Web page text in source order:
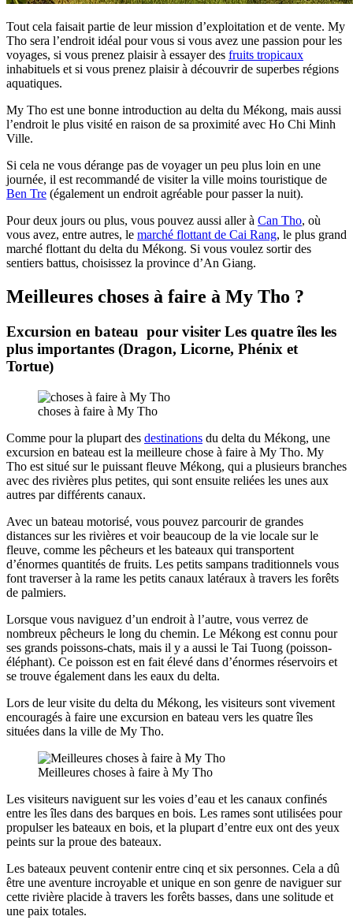
Tout cela faisait partie de leur mission d’exploitation et de vente. My
Tho sera l’endroit idéal pour vous si vous avez une passion pour les
voyages, si vous prenez plaisir à essayer des fruits tropicaux
inhabituels et si vous prenez plaisir à découvrir de superbes régions
aquatiques.
My Tho est une bonne introduction au delta du Mékong, mais aussi
l’endroit le plus visité en raison de sa proximité avec Ho Chi Minh
Ville.
Si cela ne vous dérange pas de voyager un peu plus loin en une
journée, il est recommandé de visiter la ville moins touristique de
Ben Tre (également un endroit agréable pour passer la nuit).
Pour deux jours ou plus, vous pouvez aussi aller à Can Tho, où
vous avez, entre autres, le marché flottant de Cai Rang, le plus grand
marché flottant du delta du Mékong. Si vous voulez sortir des
sentiers battus, choisissez la province d’An Giang.
Meilleures choses à faire à My Tho ?
Excursion en bateau pour visiter Les quatre îles les
plus importantes (Dragon, Licorne, Phénix et
Tortue)
choses à faire à My Tho
Comme pour la plupart des destinations du delta du Mékong, une
excursion en bateau est la meilleure chose à faire à My Tho. My
Tho est situé sur le puissant fleuve Mékong, qui a plusieurs branches
avec des rivières plus petites, qui sont ensuite reliées les unes aux
autres par différents canaux.
Avec un bateau motorisé, vous pouvez parcourir de grandes
distances sur les rivières et voir beaucoup de la vie locale sur le
fleuve, comme les pêcheurs et les bateaux qui transportent
d’énormes quantités de fruits. Les petits sampans traditionnels vous
font traverser à la rame les petits canaux latéraux à travers les forêts
de palmiers.
Lorsque vous naviguez d’un endroit à l’autre, vous verrez de
nombreux pêcheurs le long du chemin. Le Mékong est connu pour
ses grands poissons-chats, mais il y a aussi le Tai Tuong (poisson-
éléphant). Ce poisson est en fait élevé dans d’énormes réservoirs et
se trouve également dans les eaux du delta.
Lors de leur visite du delta du Mékong, les visiteurs sont vivement
encouragés à faire une excursion en bateau vers les quatre îles
situées dans la ville de My Tho.
Meilleures choses à faire à My Tho
Les visiteurs naviguent sur les voies d’eau et les canaux confinés
entre les îles dans des barques en bois. Les rames sont utilisées pour
propulser les bateaux en bois, et la plupart d’entre eux ont des yeux
peints sur la proue des bateaux.
Les bateaux peuvent contenir entre cinq et six personnes. Cela a dû
être une aventure incroyable et unique en son genre de naviguer sur
cette rivière placide à travers les forêts basses, dans une solitude et
une paix totales.